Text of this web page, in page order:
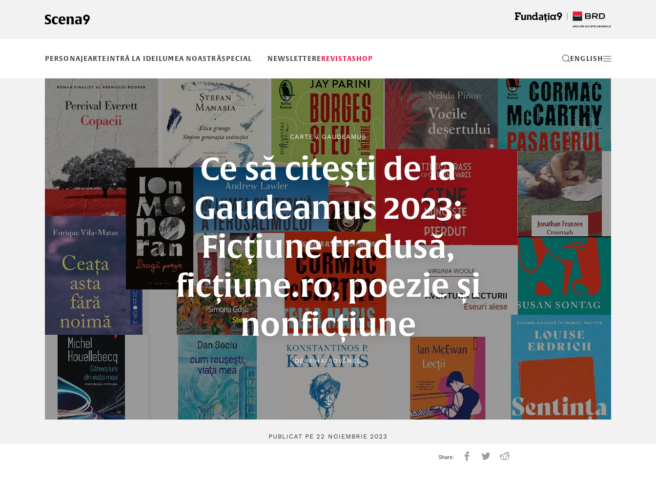
PERSONAJEARTEINTRĂ LA IDEILUMEA NOASTRĂSPECIAL NEWSLETTEREREVISTASHOP EN
CARTE/ GAUDEAMUS
Ce să citești de la
Gaudeamus 2023:
Ficțiune tradusă,
ficțiune.ro, poezie și
nonficțiune
DEMIHAI IOVĂNEL
PUBLICAT PE 22 NOIEMBRIE 2023